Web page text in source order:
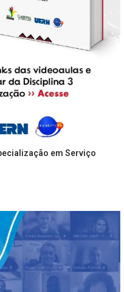
em Serviço